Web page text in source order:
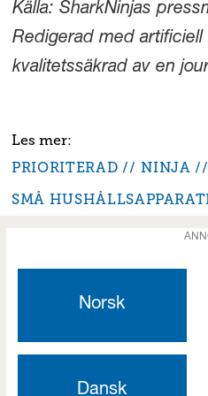
Källa: SharkNinjas
Redigerad med artificiell
kvalitetssäkrad av en
PRIORITERAD NINJA
SMÅ
Norsk
Dansk